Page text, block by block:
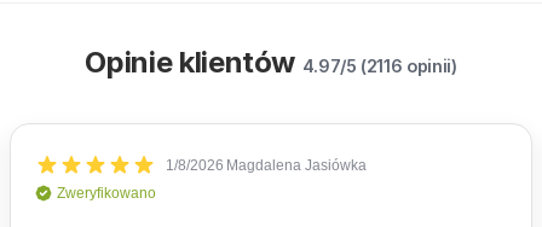
Opinie klientów 4.97/5 (2116 opinii)